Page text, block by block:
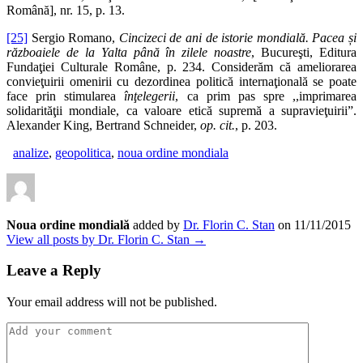
Română], nr. 15, p. 13.
[25] Sergio Romano, Cincizeci de ani de istorie mondială. Paceași
războaiele de la Yalta până în zilele noastre, Bucureşti, Editura
Fundaţiei Culturale Române, p. 234. Considerăm că ameliorarea
convieţuirii omenirii cu dezordinea politică internaţională se poate
face prin stimulareaînţelegerii, ca prim pas spre ,,imprimarea
solidarităţii mondiale, ca valoare etică supremă a supravieţuirii”.
Alexander King, Bertrand Schneider, op. cit., p. 203.
analize, geopolitica, noua ordine mondiala
Noua ordine mondială added by Dr. Florin C. Stan on 11/11/2015
View all posts by Dr. Florin C. Stan →
Leave a Reply
Your email address will not be published.